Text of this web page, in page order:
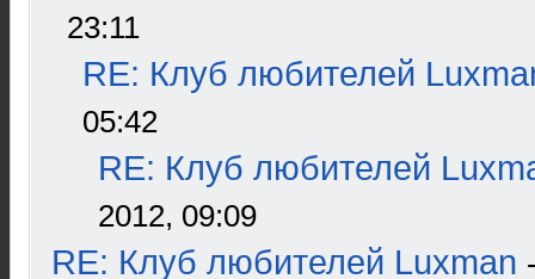
23:11
RE: Клуб любителей
05:42
RE: Клуб любителей
2012, 09:09
RE: Клуб любителей Luxman